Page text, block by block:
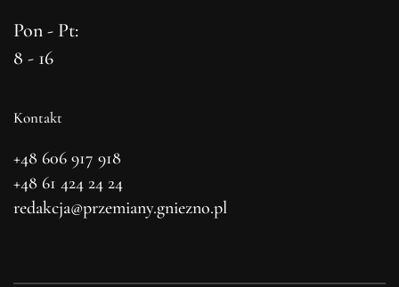
Pon - Pt:
8 - 16
Kontakt
+48 606 917 918
+48 61 424 24 24
redakcja@przemiany.gniezno.pl